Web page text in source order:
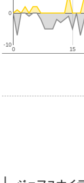
0 15
-10
0